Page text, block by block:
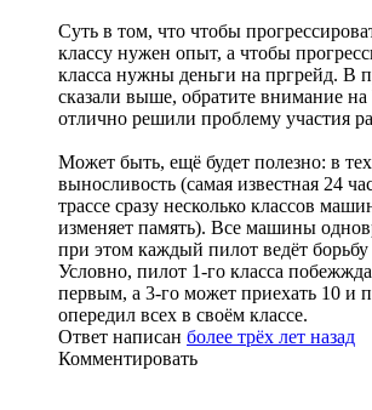
Суть в том, что чтобы
классу нужен опыт, а чтобы
класса нужны деньги на пргрейд. В
сказали выше, обратите внимание
отлично решили проблему участия
Может быть, ещё будет полезно: в
выносливость (самая известная 24
трассе сразу несколько классов
изменяет память). Все машины
при этом каждый пилот ведёт борьбу
Условно, пилот 1-го класса
первым, а 3-го может приехать 10 и
опередил всех в своём классе.
Ответ написан более трёх лет назад
Комментировать